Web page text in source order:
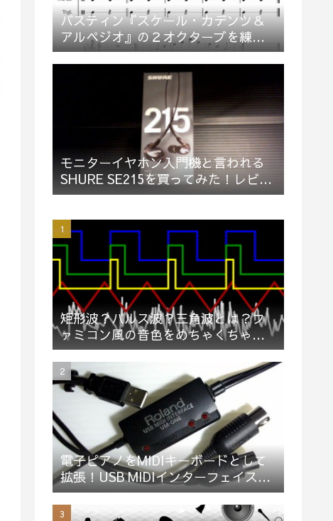
バスティン『スケール・カデンツ＆
アルペジオ』の２オクターブを練習
してみた
モニターイヤホン入門機と言われる
SHURE SE215を買ってみた！レビュ
ー
矩形波？パルス波？三角波とは？フ
ァミコン風の音色をめちゃくちゃ簡
単に説明してみた（動画）
電子ピアノをMIDIキーボードとして
拡張！USB MIDIインターフェイス
「Roland UM-ONE mk2」買ってみ
た